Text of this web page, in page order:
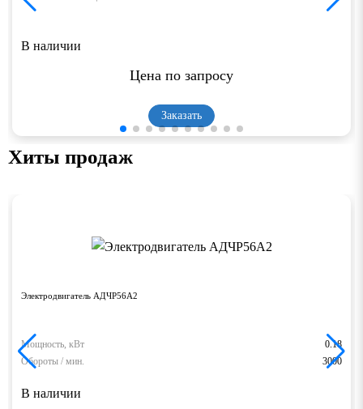
В наличии
Цена по запросу
Заказать
Хиты продаж
Электродвигатель АДЧР56А2
Мощность, кВт
0.18
Обороты / мин.
3000
В наличии